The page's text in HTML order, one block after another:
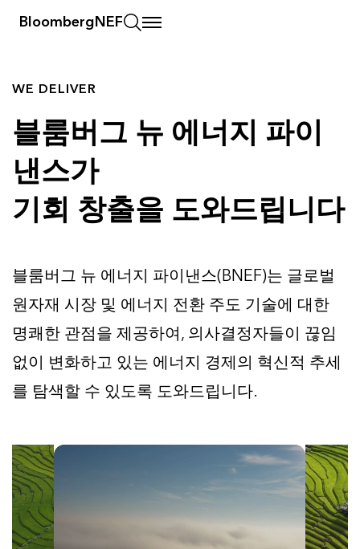
BloombergNEF
WE DELIVER
블룸버그 뉴 에너지 파이
낸스가
기회 창출을 도와드립니다
블룸버그 뉴 에너지 파이낸스(BNEF)는 글로벌
원자재 시장 및 에너지 전환 주도 기술에 대한
명쾌한 관점을 제공하여, 의사결정자들이 끊임
없이 변화하고 있는 에너지 경제의 혁신적 추세
를 탐색할 수 있도록 도와드립니다.